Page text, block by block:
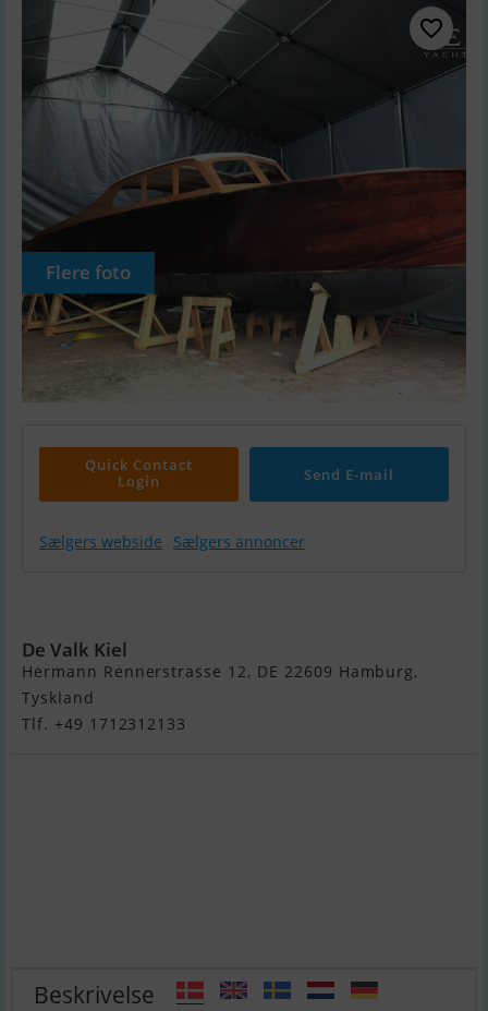
Flere foto
Quick Contact
Login
Send E-mail
Sælgers webside Sælgers annoncer
De Valk Kiel
Hermann Rennerstrasse 12, DE 22609 Hamburg,
Tyskland
Tlf. +49 1712312133
Beskrivelse